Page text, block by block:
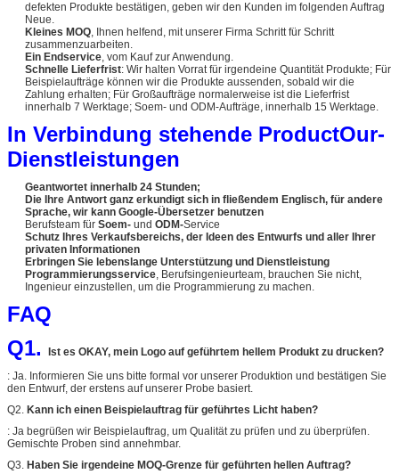
defekten Produkte bestätigen, geben wir den Kunden im folgenden Auftrag
Neue.
Kleines MOQ, Ihnen helfend, mit unserer Firma Schritt für Schritt
zusammenzuarbeiten.
Ein Endservice, vom Kauf zur Anwendung.
Schnelle Lieferfrist: Wir halten Vorrat für irgendeine Quantität Produkte; Für
Beispielaufträge können wir die Produkte aussenden, sobald wir die
Zahlung erhalten; Für Großaufträge normalerweise ist die Lieferfrist
innerhalb 7 Werktage; Soem- und ODM-Aufträge, innerhalb 15 Werktage.
In Verbindung stehende ProductOur-
Dienstleistungen
Geantwortet innerhalb 24 Stunden;
Die Ihre Antwort ganz erkundigt sich in fließendem Englisch, für andere
Sprache, wir kann Google-Übersetzer benutzen
Berufsteam für Soem- und ODM-Service
Schutz Ihres Verkaufsbereichs, der Ideen des Entwurfs und aller Ihrer
privaten Informationen
Erbringen Sie lebenslange Unterstützung und Dienstleistung
Programmierungsservice, Berufsingenieurteam, brauchen Sie nicht,
Ingenieur einzustellen, um die Programmierung zu machen.
FAQ
Q1.
Ist es OKAY, mein Logo auf geführtem hellem Produkt zu drucken?
: Ja. Informieren Sie uns bitte formal vor unserer Produktion und bestätigen Sie
den Entwurf, der erstens auf unserer Probe basiert.
Q2. Kann ich einen Beispielauftrag für geführtes Licht haben?
: Ja begrüßen wir Beispielauftrag, um Qualität zu prüfen und zu überprüfen.
Gemischte Proben sind annehmbar.
Q3. Haben Sie irgendeine MOQ-Grenze für geführten hellen Auftrag?